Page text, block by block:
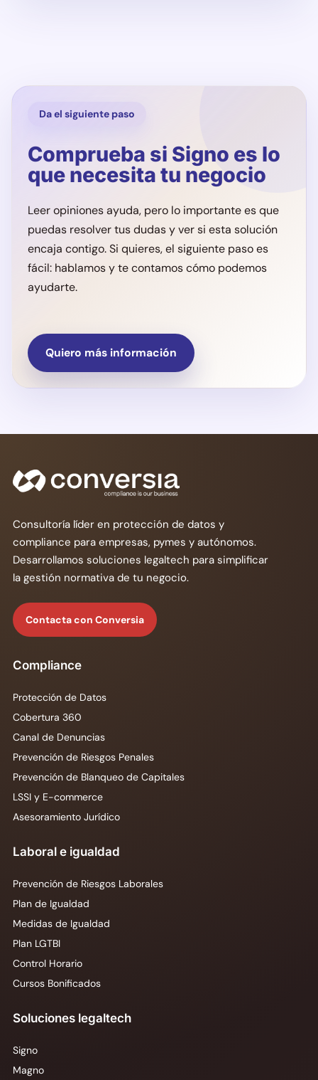
Da el siguiente paso
Comprueba si Signo es lo
que necesita tu negocio
Leer opiniones ayuda, pero lo importante es que
puedas resolver tus dudas y ver si esta solución
encaja contigo. Si quieres, el siguiente paso es
fácil: hablamos y te contamos cómo podemos
ayudarte.
Quiero más información
Consultoría líder en protección de datos y
compliance para empresas, pymes y autónomos.
Desarrollamos soluciones legaltech para simplificar
la gestión normativa de tu negocio.
Contacta con Conversia
Compliance
Protección de Datos
Cobertura 360
Canal de Denuncias
Prevención de Riesgos Penales
Prevención de Blanqueo de Capitales
LSSI y E-commerce
Asesoramiento Jurídico
Laboral e igualdad
Prevención de Riesgos Laborales
Plan de Igualdad
Medidas de Igualdad
Plan LGTBI
Control Horario
Cursos Bonificados
Soluciones legaltech
Signo
Magno